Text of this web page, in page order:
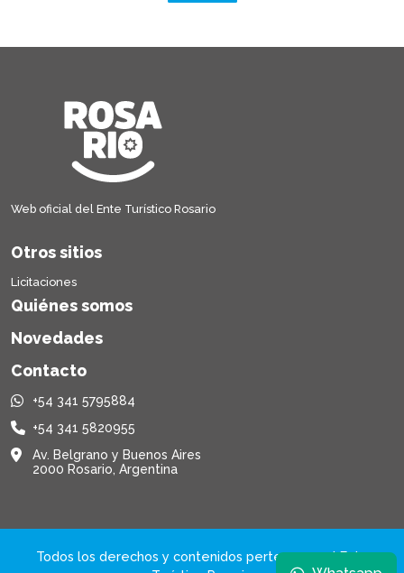
Web oficial del Ente Turístico Rosario
Otros sitios
Licitaciones
Quiénes somos
Novedades
Contacto
+54 341 5795884
+54 341 5820955
Av. Belgrano y Buenos Aires
2000 Rosario, Argentina
Todos los derechos y contenidos pertenecen al Ente